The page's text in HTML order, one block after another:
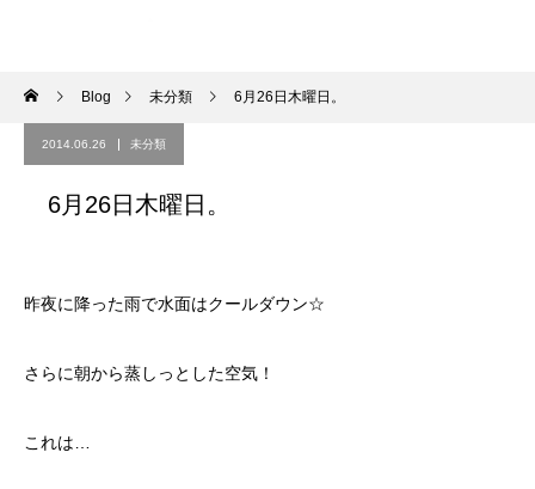
Blog 未分類 6月26日木曜日。
2014.06.26 未分類
6月26日木曜日。
昨夜に降った雨で水面はクールダウン☆
さらに朝から蒸しっとした空気！
これは…